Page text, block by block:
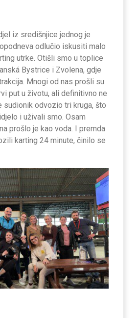
iz središnjice jednog je
odlučio iskusiti malo
utrke. Otišli smo u toplice
Bystrice i Zvolena, gdje
Mnogi od nas prošli su
put u životu, ali definitivno ne
sudionik odvozio tri kruga, što
i uživali smo. Osam
prošlo je kao voda. I premda
karting 24 minute, činilo se